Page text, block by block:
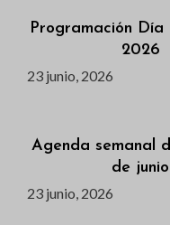
Programación Día
2026
23 junio, 2026
Agenda semanal
de junio
23 junio, 2026